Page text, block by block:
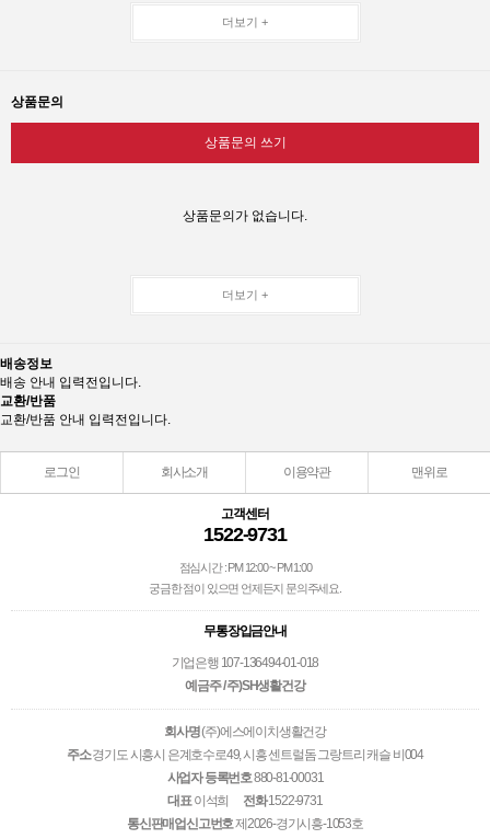
더보기 +
상품문의
상품문의 쓰기
상품문의가 없습니다.
더보기 +
배송정보
배송 안내 입력전입니다.
교환/반품
교환/반품 안내 입력전입니다.
로그인 회사소개 이용약관 맨위로
고객센터
1522-9731
점심시간 : PM 12:00 ~ PM 1:00
궁금한 점이 있으면 언제든지 문의주세요.
무통장입금안내
기업은행 107-136494-01-018
예금주 / 주)SH생활건강
회사명(주)에스에이치생활건강
주소경기도 시흥시 은계호수로49, 시흥 센트럴돔 그랑트리 캐슬 비004
사업자 등록번호880-81-00031
대표이석희 전화1522-9731
통신판매업신고번호제2026-경기시흥-1053호